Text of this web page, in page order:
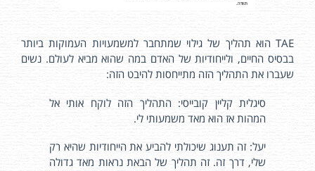
TAE הוא תהליך של גילוי שמתחבר למשמעויות העמוקות ביותר
בבסיס החיים, ולייחודיות של האדם במה שהוא מביא לעולם. נשים
שעברו את התהליך הזה מתייחסות להיבט הזה:
סיגלית קליין קובייסי: התהליך הזה לוקח אותי אל
המהות אז הוא מאד משמעותי לי.
יעל: זה תענוג שיכולתי להביע את הייחודיות שהיא רק
שלי, דרך זה. זה תהליך של הבאת נראות מאד גדולה